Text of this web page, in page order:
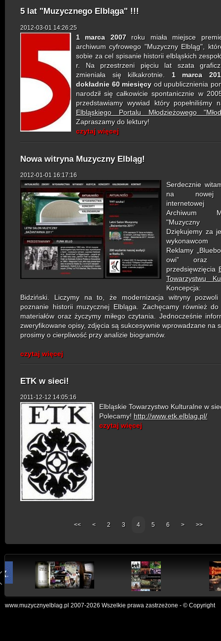
5 lat "Muzycznego Elbląga" !!!
2012-03-01 14:26:25
1 marca 2007roku miała miejsce
archiwum cyfrowego "Muzyczny Elbląg",
sobie za cel spisanie historii elbląskich
r. Na przestrzeni pięciu lat szata
zmieniała się kilkakrotnie. 1 marca
dokładnie 60 miesięcy od upublicznienia
narodził się całkowicie spontanicznie w
przedstawiamy wywiad który popełniliśmy
Elbląskiego Portalu Młodzieżowego
Zapraszamy do lektury!
czytaj więcej
Nowa witryna Muzyczny Elbląg!
2012-01-01 16:17:16
Serdecznie
na nowej
internetowej
Archiwum
"Muzyczny
Dziękujemy za
Reklamy
owi” oraz
przedsięwzięcia
Towarzystwu
Koncepcja:
Bidziński. Liczymy na to, że modernizacja witryny
poznanie historii muzycznej Elbląga. Zachęcamy również do
materiałów oraz życzymy miłego czytania. Jednocześnie
zweryfikowane opisy, zdjęcia są sukcesywnie wprowadzane na
prosimy o cierpliwość przy analizie biogramów.
czytaj więcej
ETK w sieci!
2011-12-12 14:05:16
Elbląskie Towarzystwo Kulturalne w
Polecamy! http://www.etk.elblag.pl/
czytaj więcej
<< < 2 3 4 5 6 > >>
www.muzycznyelblag.pl 2007-2026 Wszelkie prawa zastrzeżone - © Copyright